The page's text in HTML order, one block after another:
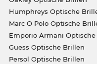
Humphreys Optische
Marc O Polo Optische
Emporio Armani
Guess Optische Brillen
Persol Optische Brillen